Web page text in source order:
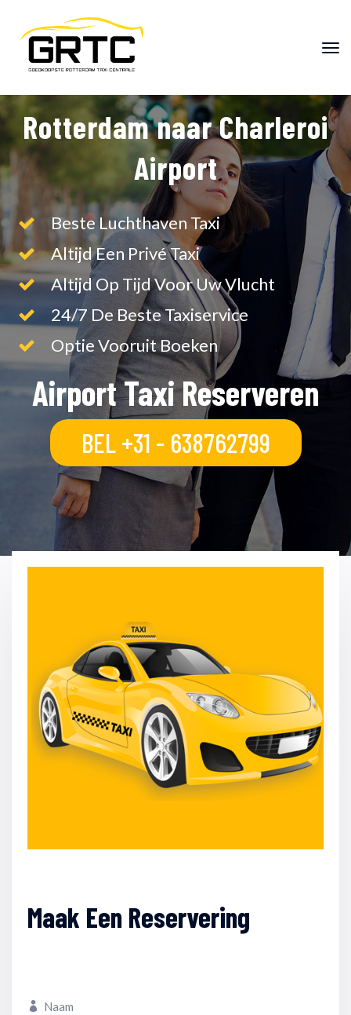
Rotterdam naar Charleroi
Airport
Beste Luchthaven Taxi
Altijd Een Privé Taxi
Altijd Op Tijd Voor Uw Vlucht
24/7 De Beste Taxiservice
Optie Vooruit Boeken
Airport Taxi Reserveren
BEL +31 - 638762799
Maak Een Reservering